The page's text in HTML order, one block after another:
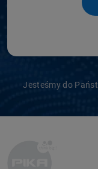
Jesteśmy do